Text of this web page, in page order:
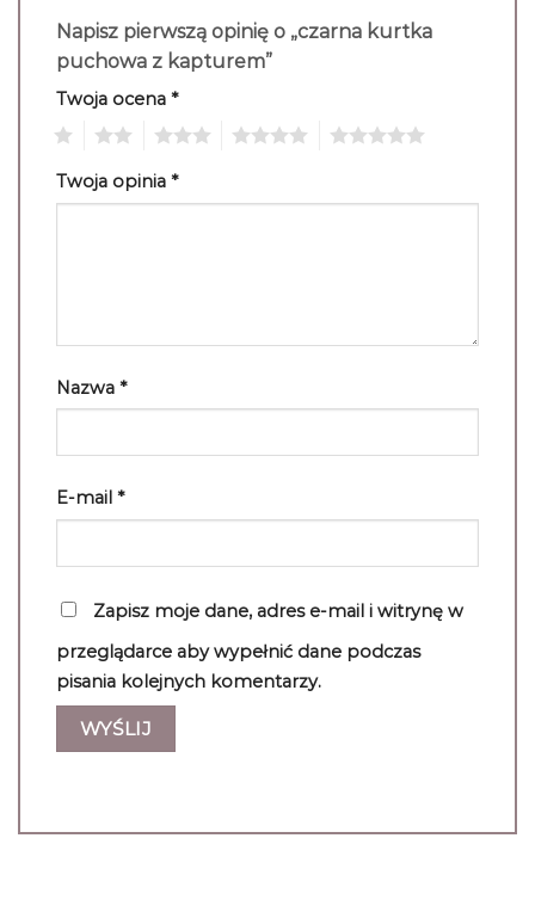
Napisz pierwszą opinię o „czarna kurtka
puchowa z kapturem”
Twoja ocena *
Twoja opinia *
Nazwa *
E-mail *
Zapisz moje dane, adres e-mail i witrynę w
przeglądarce aby wypełnić dane podczas
pisania kolejnych komentarzy.